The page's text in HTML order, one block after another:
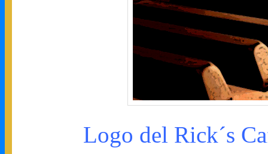
Logo del Rick´s